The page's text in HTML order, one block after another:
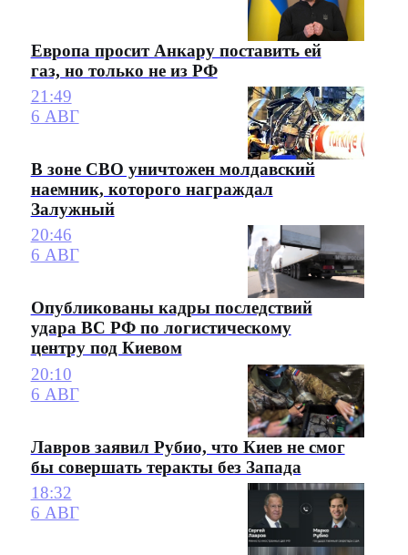
Европа просит Анкару поставить ей
газ, но только не из РФ
21:49
6 АВГ
В зоне СВО уничтожен молдавский
наемник, которого награждал
Залужный
20:46
6 АВГ
Опубликованы кадры последствий
удара ВС РФ по логистическому
центру под Киевом
20:10
6 АВГ
Лавров заявил Рубио, что Киев не смог
бы совершать теракты без Запада
18:32
6 АВГ